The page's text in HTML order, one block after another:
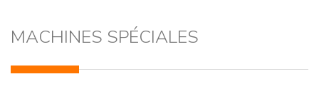
MACHINES SPÉCIALES